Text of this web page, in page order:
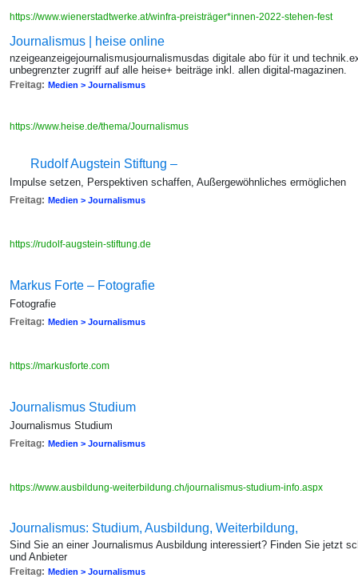
https://www.wienerstadtwerke.at/winfra-preisträger*innen-2022-stehen-fest
Journalismus | heise online
nzeigeanzeigejournalismusjournalismusdas digitale abo für it und
unbegrenzter zugriff auf alle heise+ beiträge inkl. allen digital-magazinen.
Freitag: Medien > Journalismus
https://www.heise.de/thema/Journalismus
Rudolf Augstein Stiftung –
Impulse setzen, Perspektiven schaffen, Außergewöhnliches ermöglichen
Freitag: Medien > Journalismus
https://rudolf-augstein-stiftung.de
Markus Forte – Fotografie
Fotografie
Freitag: Medien > Journalismus
https://markusforte.com
Journalismus Studium
Journalismus Studium
Freitag: Medien > Journalismus
https://www.ausbildung-weiterbildung.ch/journalismus-studium-info.aspx
Journalismus: Studium, Ausbildung, Weiterbildung,
Sind Sie an einer Journalismus Ausbildung interessiert? Finden Sie jetzt
und Anbieter
Freitag: Medien > Journalismus